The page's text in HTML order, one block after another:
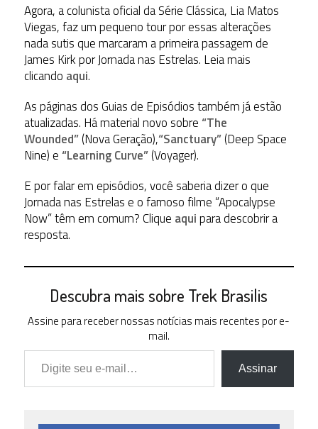
Agora, a colunista oficial da Série Clássica, Lia Matos
Viegas, faz um pequeno tour por essas alterações
nada sutis que marcaram a primeira passagem de
James Kirk por Jornada nas Estrelas. Leia mais
clicando aqui.
As páginas dos Guias de Episódios também já estão
atualizadas. Há material novo sobre “The
Wounded”(Nova Geração),“Sanctuary”(Deep Space
Nine) e “Learning Curve”(Voyager).
E por falar em episódios, você saberia dizer o que
Jornada nas Estrelas e o famoso filme “Apocalypse
Now” têm em comum? Clique aquipara descobrir a
resposta.
Descubra mais sobre Trek Brasilis
Assine para receber nossas notícias mais recentes por e-
mail.
Digite seu e-mail…
Assinar